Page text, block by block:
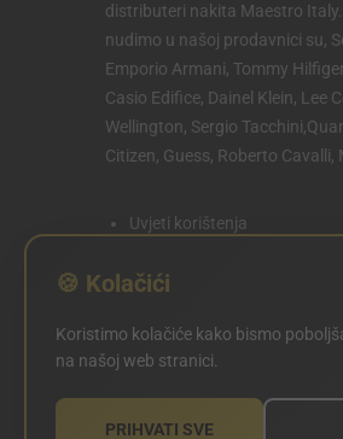
distributeri nakita Maestro
nudimo u našoj prodavnici su,
Emporio Armani, Tommy
Casio Edifice, Dainel Klein, Lee
Wellington, Sergio
Citizen, Guess, Roberto Cavalli,
Uvjeti korištenja
Politika kolačića
POSTAVKE KOLAČIĆA
🍪 Kolačići
Koristimo kolačiće kako bismo
na našoj web stranici.
PRIHVATI SVE